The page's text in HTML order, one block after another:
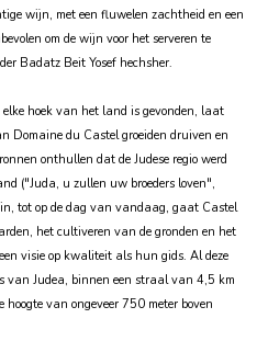
wijn, met een fluwelen zachtheid en een
om de wijn voor het serveren te
Badatz Beit Yosef hechsher.
hoek van het land is gevonden, laat
Domaine du Castel groeiden druiven en
onthullen dat de Judese regio werd
("Juda, u zullen uw broeders loven",
tot op de dag van vandaag, gaat Castel
het cultiveren van de gronden en het
visie op kwaliteit als hun gids. Al deze
van Judea, binnen een straal van 4,5 km
van ongeveer 750 meter boven